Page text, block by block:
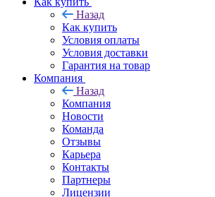
Назад
Как купить
Условия оплаты
Условия доставки
Гарантия на товар
Компания
Назад
Компания
Новости
Команда
Отзывы
Карьера
Контакты
Партнеры
Лицензии